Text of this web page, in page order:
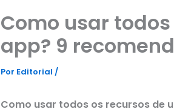
Como usar
app? 9
Por Editorial /
Como usar todos os recursos de